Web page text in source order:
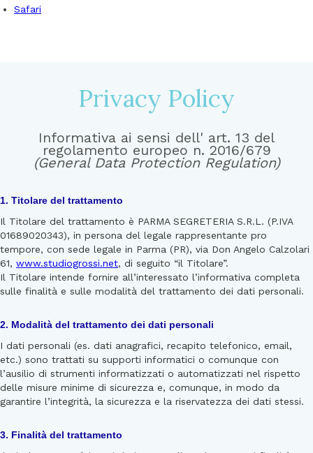
Safari
Privacy Policy
Informativa ai sensi dell' art. 13 del
regolamento europeo n. 2016/679
(General Data Protection Regulation)
1. Titolare del trattamento
Il Titolare del trattamento è PARMA SEGRETERIA S.R.L. (P.IVA
01689020343), in persona del legale rappresentante pro
tempore, con sede legale in Parma (PR), via Don Angelo Calzolari
61, www.studiogrossi.net, di seguito “il Titolare”.
Il Titolare intende fornire all’interessato l’informativa completa
sulle finalità e sulle modalità del trattamento dei dati personali.
2. Modalità del trattamento dei dati personali
I dati personali (es. dati anagrafici, recapito telefonico, email,
etc.) sono trattati su supporti informatici o comunque con
l’ausilio di strumenti informatizzati o automatizzati nel rispetto
delle misure minime di sicurezza e, comunque, in modo da
garantire l’integrità, la sicurezza e la riservatezza dei dati stessi.
3. Finalità del trattamento